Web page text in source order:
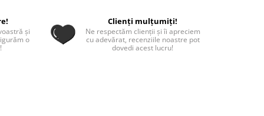
și
o
Clienți mulțumiți!
Ne respectăm clienții și îi apreciem
cu adevărat, recenziile noastre pot
dovedi acest lucru!